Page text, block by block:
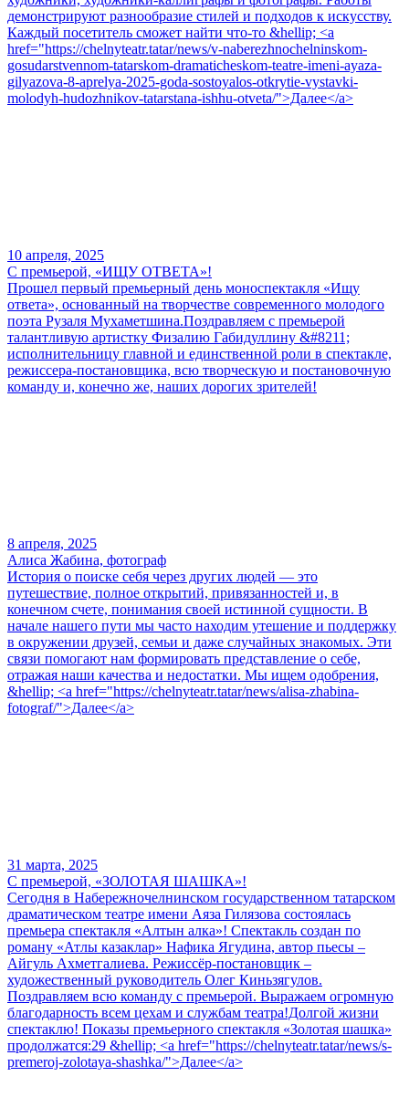
демонстрируют разнообразие стилей и подходов к искусству.
Каждый посетитель сможет найти что-то &hellip; <a
href="https://chelnyteatr.tatar/news/v-naberezhnochelninskom-
gosudarstvennom-tatarskom-dramaticheskom-teatre-imeni-ayaza-
gilyazova-8-aprelya-2025-goda-sostoyalos-otkrytie-vystavki-
molodyh-hudozhnikov-tatarstana-ishhu-otveta/">Далее</a>
10 апреля, 2025
С премьерой, «ИЩУ ОТВЕТА»!
Прошел первый премьерный день моноспектакля «Ищу
ответа», основанный на творчестве современного молодого
поэта Рузаля Мухаметшина.Поздравляем с премьерой
талантливую артистку Физалию Габидуллину &#8211;
исполнительницу главной и единственной роли в спектакле,
режиссера-постановщика, всю творческую и постановочную
команду и, конечно же, наших дорогих зрителей!
8 апреля, 2025
Алиса Жабина, фотограф
История о поиске себя через других людей — это
путешествие, полное открытий, привязанностей и, в
конечном счете, понимания своей истинной сущности. В
начале нашего пути мы часто находим утешение и поддержку
в окружении друзей, семьи и даже случайных знакомых. Эти
связи помогают нам формировать представление о себе,
отражая наши качества и недостатки. Мы ищем одобрения,
&hellip; <a href="https://chelnyteatr.tatar/news/alisa-zhabina-
fotograf/">Далее</a>
31 марта, 2025
С премьерой, «ЗОЛОТАЯ ШАШКА»!
Сегодня в Набережночелнинском государственном татарском
драматическом театре имени Аяза Гилязова состоялась
премьера спектакля «Алтын алка»! Спектакль создан по
роману «Атлы казаклар» Нафика Ягудина, автор пьесы –
Айгуль Ахметгалиева. Режиссёр-постановщик –
художественный руководитель Олег Киньзягулов.
Поздравляем всю команду с премьерой. Выражаем огромную
благодарность всем цехам и службам театра!Долгой жизни
спектаклю! Показы премьерного спектакля «Золотая шашка»
продолжатся:29 &hellip; <a href="https://chelnyteatr.tatar/news/s-
premeroj-zolotaya-shashka/">Далее</a>